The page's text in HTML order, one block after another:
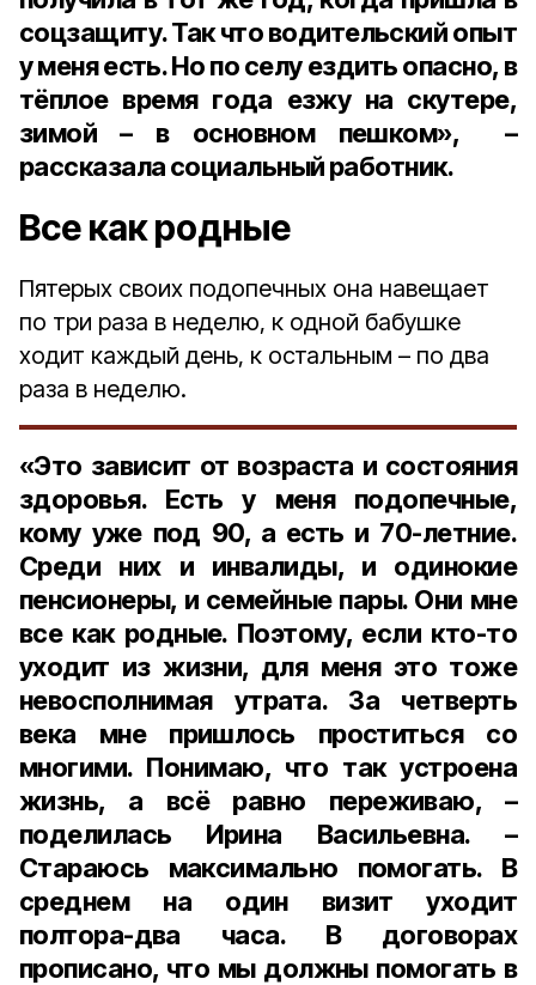
соцзащиту. Так что водительский опыт
у меня есть. Но по селу ездить опасно, в
тёплое время года езжу на скутере,
зимой – в основном пешком», –
рассказала социальный работник.
Все как родные
Пятерых своих подопечных она навещает
по три раза в неделю, к одной бабушке
ходит каждый день, к остальным – по два
раза в неделю.
«Это зависит от возраста и состояния
здоровья. Есть у меня подопечные,
кому уже под 90, а есть и 70-летние.
Среди них и инвалиды, и одинокие
пенсионеры, и семейные пары. Они мне
все как родные. Поэтому, если кто-то
уходит из жизни, для меня это тоже
невосполнимая утрата. За четверть
века мне пришлось проститься со
многими. Понимаю, что так устроена
жизнь, а всё равно переживаю, –
поделилась Ирина Васильевна. –
Стараюсь максимально помогать. В
среднем на один визит уходит
полтора-два часа. В договорах
прописано, что мы должны помогать в